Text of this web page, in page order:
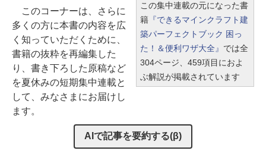
この集中連載の元になった書
籍 『できるマインクラフト建
築パーフェクトブック 困っ
た！＆便利ワザ大全』 では全
304ページ、459項目におよ
ぶ解説が掲載されています
このコーナーは、さらに
多くの方に本書の内容を広
く知っていただくために、
書籍の抜粋を再編集した
り、書き下ろした原稿など
を夏休みの短期集中連載と
して、みなさまにお届けし
ます。
AIで記事を要約する(β)